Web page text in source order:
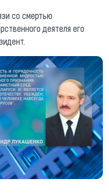
со смертью
деятеля его